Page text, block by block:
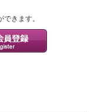
きます。